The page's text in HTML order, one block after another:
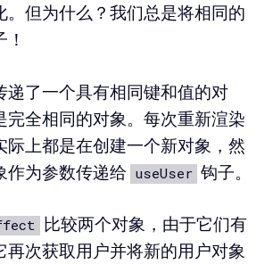
。但为什么？我们总是将相同的
递了一个具有相同键和值的对
完全相同的对象。每次重新渲染
际上都是在创建一个新对象，然
作为参数传递给 useUser 钩子。
比较两个对象，由于它们有
再次获取用户并将新的用户对象